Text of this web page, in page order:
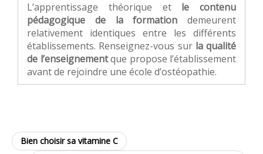
L’apprentissage théorique et le contenu
pédagogique de la formation demeurent
relativement identiques entre les différents
établissements. Renseignez-vous sur la qualité
de l’enseignementque propose l’établissement
avant de rejoindre une école d’ostéopathie.
Bien choisir sa vitamine C